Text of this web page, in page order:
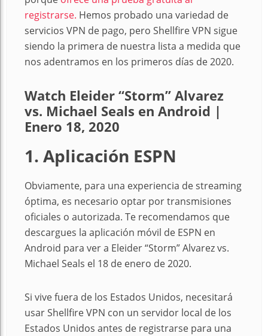
registrarse. Hemos probado una variedad de
servicios VPN de pago, pero Shellfire VPN sigue
siendo la primera de nuestra lista a medida que
nos adentramos en los primeros días de 2020.
Watch Eleider “Storm” Alvarez
vs. Michael Seals en Android |
Enero 18, 2020
1. Aplicación ESPN
Obviamente, para una experiencia de streaming
óptima, es necesario optar por transmisiones
oficiales o autorizada. Te recomendamos que
descargues la aplicación móvil de ESPN en
Android para ver a Eleider “Storm” Alvarez vs.
Michael Seals el 18 de enero de 2020.
Si vive fuera de los Estados Unidos, necesitará
usar Shellfire VPN con un servidor local de los
Estados Unidos antes de registrarse para una